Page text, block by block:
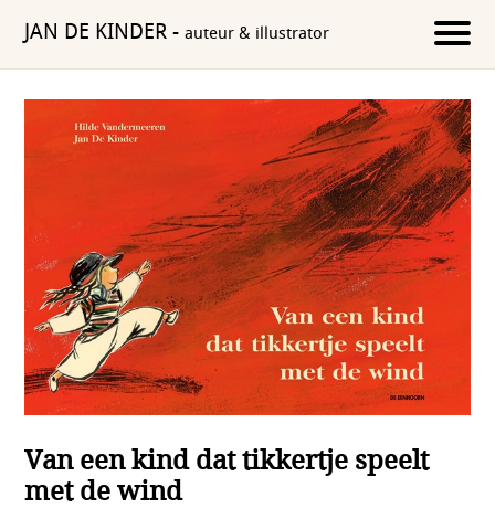
JAN DE KINDER- auteur & illustrator
Van een kind dat tikkertje speelt
met de wind